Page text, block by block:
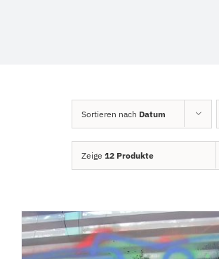
Sortieren nach Datum
Zeige 12 Produkte